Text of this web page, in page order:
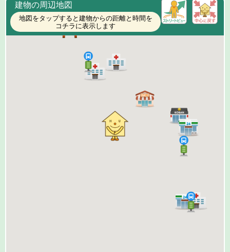
建物の周辺地図
地図をタップすると建物からの距離と時間を
コチラに表示します